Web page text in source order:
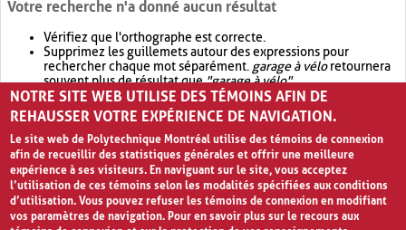
Votre recherche n'a donné aucun résultat
Vérifiez que l'orthographe est correcte.
Supprimez les guillemets autour des expressions pour
rechercher chaque mot séparément. garage à véloretournera
souvent plus de résultat que"garage à vélo".
Envisagez d'élargir votre recherche avec OR.garage OR vélo
retournera souvent plus de résultat quegarage à vélo
NOTRE SITE WEB UTILISE DES TÉMOINS AFIN DE
REHAUSSER VOTRE EXPÉRIENCE DE NAVIGATION.
Le site web de Polytechnique Montréal utilise des témoins de connexion
afin de recueillir des statistiques générales et offrir une meilleure
expérience à ses visiteurs. En naviguant sur le site, vous acceptez
l’utilisation de ces témoins selon les modalités spécifiées aux conditions
d’utilisation. Vous pouvez refuser les témoins de connexion en modifiant
vos paramètres de navigation. Pour en savoir plus sur le recours aux